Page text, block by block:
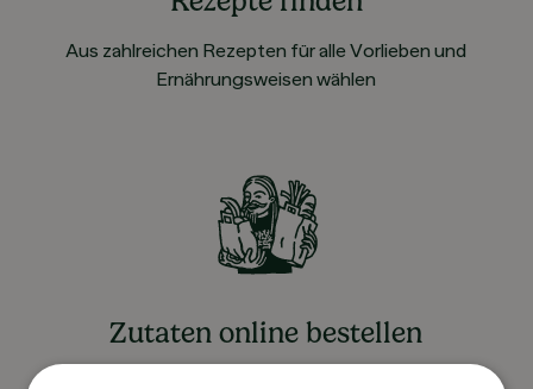
Aus zahlreichen Rezepten für alle Vorlieben und
Ernährungsweisen wählen
Zutaten online bestellen